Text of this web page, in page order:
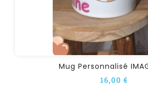
Mug Personnalisé
16,00 €